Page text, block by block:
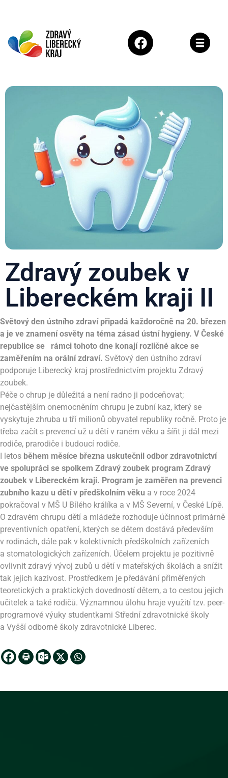
Zdravý zoubek v
Libereckém kraji II
Světový den ústního zdraví připadá každoročně na 20. březen
a je ve znamení osvěty na téma zásad ústní hygieny. V České
republice se rámci tohoto dne konají rozličné akce se
zaměřením na orální zdraví. Světový den ústního zdraví
podporuje Liberecký kraj prostřednictvím projektu Zdravý
zoubek.
Péče o chrup je důležitá a není radno ji podceňovat;
nejčastějším onemocněním chrupu je zubní kaz, který se
vyskytuje zhruba u tří milionů obyvatel republiky ročně. Proto je
třeba začít s prevencí už u dětí v raném věku a šířit ji dál mezi
rodiče, prarodiče i budoucí rodiče.
I letos během měsíce března uskutečnil odbor zdravotnictví
ve spolupráci se spolkem Zdravý zoubek program Zdravý
zoubek v Libereckém kraji. Program je zaměřen na prevenci
zubního kazu u dětí v předškolním věku a v roce 2024
pokračoval v MŠ U Bílého králíka a v MŠ Severní, v České Lípě.
O zdravém chrupu dětí a mládeže rozhoduje účinnost primárně
preventivních opatření, kterých se dětem dostává především
v rodinách, dále pak v kolektivních předškolních zařízeních
a stomatologických zařízeních. Účelem projektu je pozitivně
ovlivnit zdravý vývoj zubů u dětí v mateřských školách a snížit
tak jejich kazivost. Prostředkem je předávání přiměřených
teoretických a praktických dovedností dětem, a to cestou jejich
učitelek a také rodičů. Významnou úlohu hraje využití tzv. peer-
programové výuky studentkami Střední zdravotnické školy
a Vyšší odborné školy zdravotnické Liberec.